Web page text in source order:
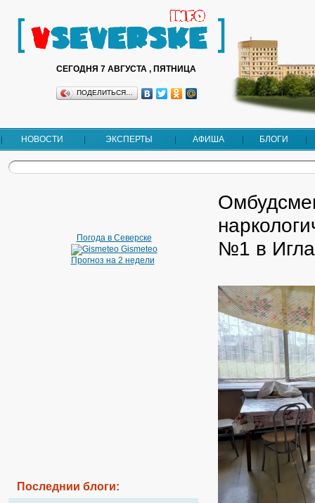
СЕГОДНЯ 7 АВГУСТА , ПЯТНИЦА
ПОДЕЛИТЬСЯ…
НОВОСТИ ЭКСПЕРТЫ АФИША БЛОГИ
Погода в Северске
Gismeteo
Прогноз на 2 недели
Последнии блоги:
№1 в